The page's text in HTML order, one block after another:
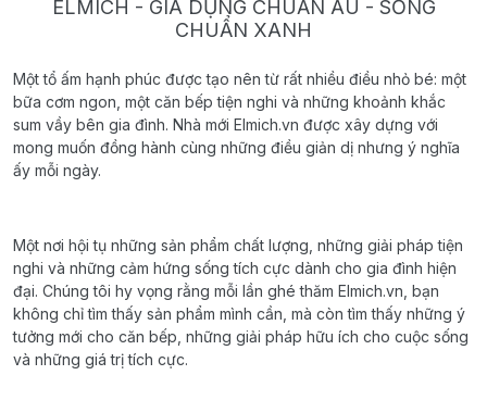
ELMICH - GIA DỤNG CHUẨN ÂU - SỐNG
CHUẨN XANH
Một tổ ấm hạnh phúc được tạo nên từ rất nhiều điều nhỏ bé: một
bữa cơm ngon, một căn bếp tiện nghi và những khoảnh khắc
sum vầy bên gia đình. Nhà mới Elmich.vn được xây dựng với
mong muốn đồng hành cùng những điều giản dị nhưng ý nghĩa
ấy mỗi ngày.
Một nơi hội tụ những sản phẩm chất lượng, những giải pháp tiện
nghi và những cảm hứng sống tích cực dành cho gia đình hiện
đại. Chúng tôi hy vọng rằng mỗi lần ghé thăm Elmich.vn, bạn
không chỉ tìm thấy sản phẩm mình cần, mà còn tìm thấy những ý
tưởng mới cho căn bếp, những giải pháp hữu ích cho cuộc sống
và những giá trị tích cực.